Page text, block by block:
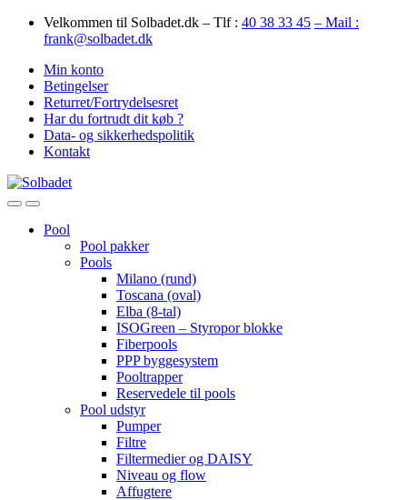
Skip
Skip
Velkommen til Solbadet.dk – Tlf : 40 38 33 45 – Mail :
frank@solbadet.dk
Min konto
Betingelser
Returret/Fortrydelsesret
Har du fortrudt dit køb ?
Data- og sikkerhedspolitik
Kontakt
OpenClose
Pool
Pool pakker
Pools
Milano (rund)
Toscana (oval)
Elba (8-tal)
ISOGreen – Styropor blokke
Fiberpools
PPP byggesystem
Pooltrapper
Reservedele til pools
Pool udstyr
Pumper
Filtre
Filtermedier og DAISY
Niveau og flow
Affugtere